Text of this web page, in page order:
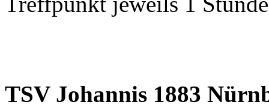
TSV Johannis 1883